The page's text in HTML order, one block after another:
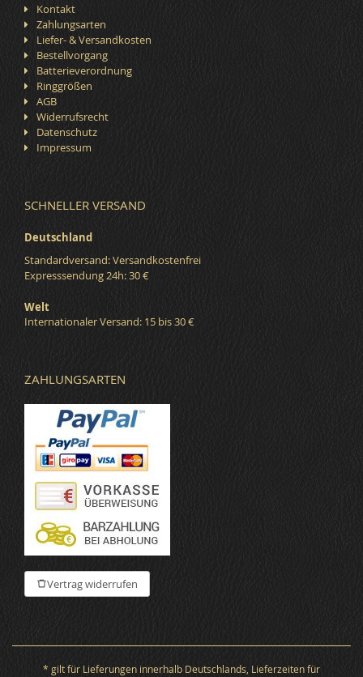
Kontakt
Zahlungsarten
Liefer- & Versandkosten
Bestellvorgang
Batterieverordnung
Ringgrößen
AGB
Widerrufsrecht
Datenschutz
Impressum
SCHNELLER VERSAND
Deutschland
Standardversand: Versandkostenfrei
Expresssendung 24h: 30 €
Welt
Internationaler Versand: 15 bis 30 €
ZAHLUNGSARTEN
Vertrag widerrufen
* gilt für Lieferungen innerhalb Deutschlands, Lieferzeiten für